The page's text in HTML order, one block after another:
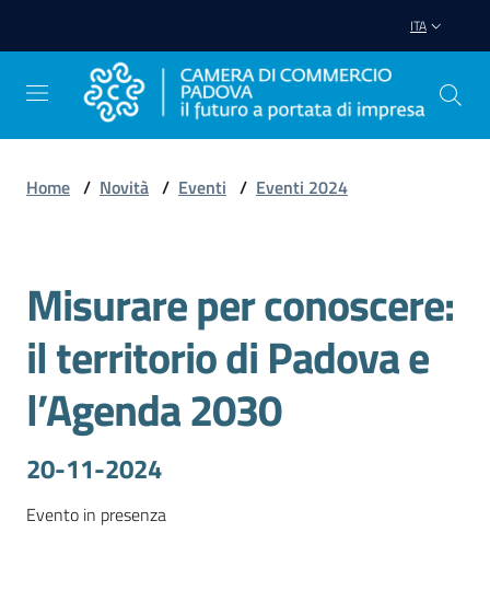
ITA
Gestire
Impresa
Impresa
e
territorio
Home / Novità / Eventi / Eventi 2024
Salta al contenuto
Misurare per conoscere:
il territorio di Padova e
l’Agenda 2030
20-11-2024
Evento in presenza